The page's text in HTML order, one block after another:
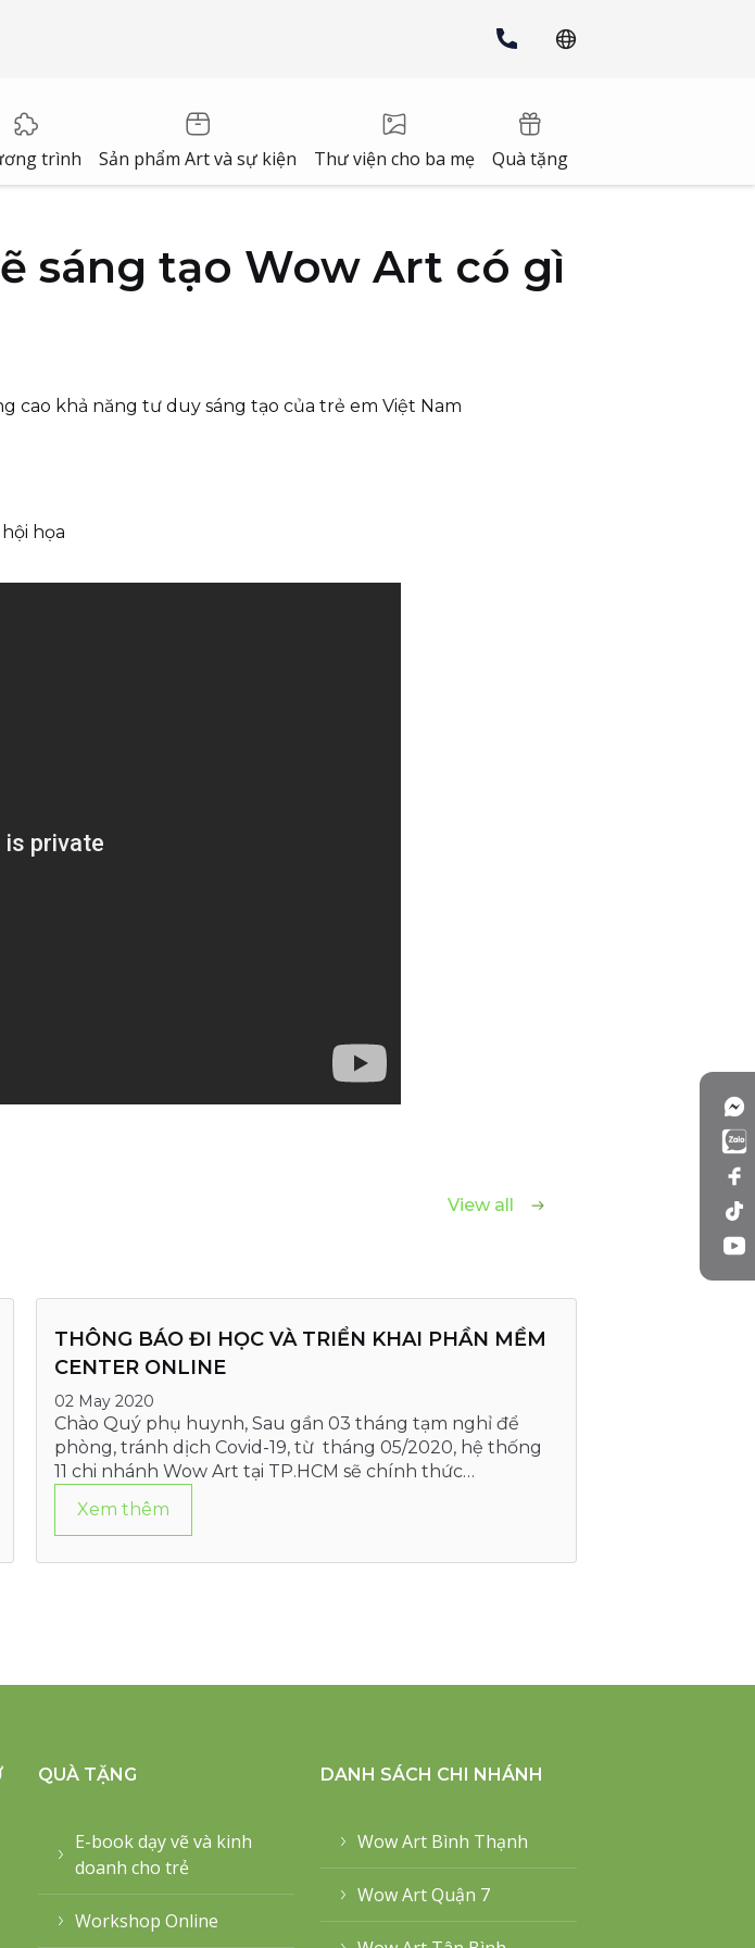
trình Sản phẩm Art và sự kiện Thư viện cho ba mẹ Quà tặng
sáng tạo Wow Art có gì
khả năng tư duy sáng tạo của trẻ em Việt Nam
họa
View all
THÔNG BÁO ĐI HỌC VÀ TRIỂN KHAI PHẦN MỀM
CENTER ONLINE
02 May 2020
Chào Quý phụ huynh, Sau gần 03 tháng tạm nghỉ để
phòng, tránh dịch Covid-19, từ tháng 05/2020, hệ thống
11 chi nhánh Wow Art tại TP.HCM sẽ chính thức…
Xem thêm
QUÀ TẶNG
E-book dạy vẽ và kinh
doanh cho trẻ
Workshop Online
DANH SÁCH CHI NHÁNH
Wow Art Bình Thạnh
Wow Art Quận 7